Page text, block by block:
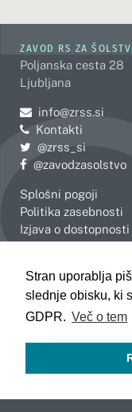
Stran uporablja
slednje obisku, ki
GDPR. Več o tem
ZAVOD RS ZA
Poljanska cesta 28
Ljubljana
Pošljite e-mail na
info@zrss.si
Kontakti
Pojdite na Twitter:
@zrss_si
Pojdite na Facebook:
@zavodzasolstvo
Splošni pogoji
Politika zasebnosti
Izjava o dostopnosti
Celje
Koper
Kranj